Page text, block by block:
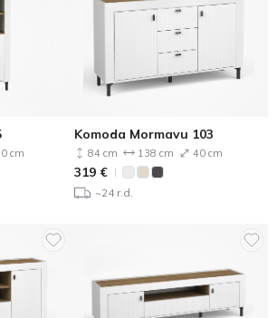
cm
Komoda Mormavu 103
84 cm 138 cm 40 cm
319 €
~24 r.d.